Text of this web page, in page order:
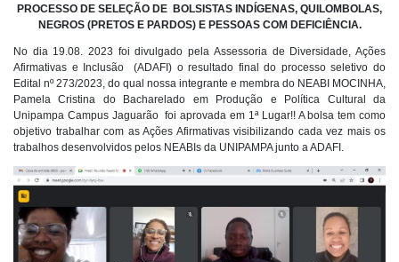
PROCESSO DE SELEÇÃO DE BOLSISTAS INDÍGENAS, QUILOMBOLAS,
NEGROS (PRETOS E PARDOS) E PESSOAS COM DEFICIÊNCIA.
No dia 19.08. 2023 foi divulgado pela Assessoria de Diversidade, Ações
Afirmativas e Inclusão (ADAFI) o resultado final do processo seletivo do
Edital nº 273/2023, do qual nossa integrante e membra do NEABI MOCINHA,
Pamela Cristina do Bacharelado em Produção e Política Cultural da
Unipampa Campus Jaguarão foi aprovada em 1ª Lugar!! A bolsa tem como
objetivo trabalhar com as Ações Afirmativas visibilizando cada vez mais os
trabalhos desenvolvidos pelos NEABIs da UNIPAMPA junto a ADAFI.